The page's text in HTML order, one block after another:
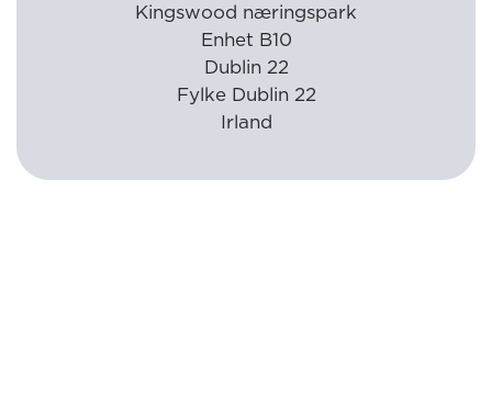
Kingswood næringspark
Enhet B10
Dublin 22
Fylke Dublin 22
Irland